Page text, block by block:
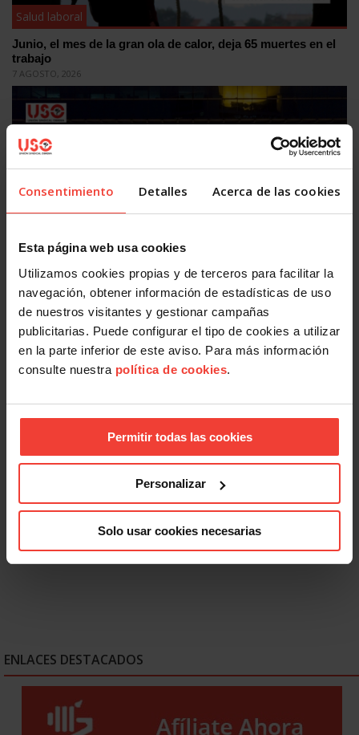
Consentimiento Detalles Acerca de las cookies
Esta página web usa cookies
Utilizamos cookies propias y de terceros para facilitar la
navegación, obtener información de estadísticas de uso
de nuestros visitantes y gestionar campañas
publicitarias. Puede configurar el tipo de cookies a utilizar
en la parte inferior de este aviso. Para más información
consulte nuestra política de cookies.
Permitir todas las cookies
Personalizar
Solo usar cookies necesarias
Salud laboral
Junio, el mes de la gran ola de calor, deja 65 muertes en el
trabajo
7 AGOSTO, 2026
Salud laboral
Presentismo, ir a trabajar enfermo por miedo: el problema
que ninguna empresa quiere medir
Se actualizan las patologías para acceder a la jubilación
ENLACES DESTACADOS